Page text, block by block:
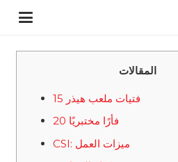
المقالات
15 فتيات ملعب هيذر
20 فأرًا مختبريًا
CSI: ميزات العمل